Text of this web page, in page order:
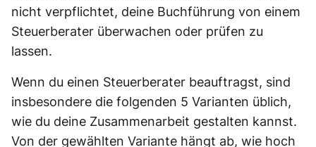
nicht verpflichtet, deine Buchführung von einem
Steuerberater überwachen oder prüfen zu
lassen.
Wenn du einen Steuerberater beauftragst, sind
insbesondere die folgenden 5 Varianten üblich,
wie du deine Zusammenarbeit gestalten kannst.
Von der gewählten Variante hängt ab, wie hoch